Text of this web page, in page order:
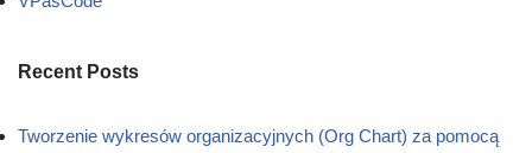
Recent Posts
Tworzenie wykresów organizacyjnych (Org Chart) za pomocą